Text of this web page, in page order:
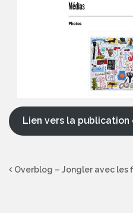
Lien vers la publication
Overblog – Jongler avec les